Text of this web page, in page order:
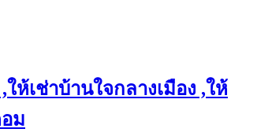
ห้เช่าบ้านใจกลางเมือง ,ให้
ม